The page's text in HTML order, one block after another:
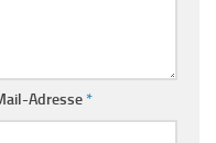
Adresse*